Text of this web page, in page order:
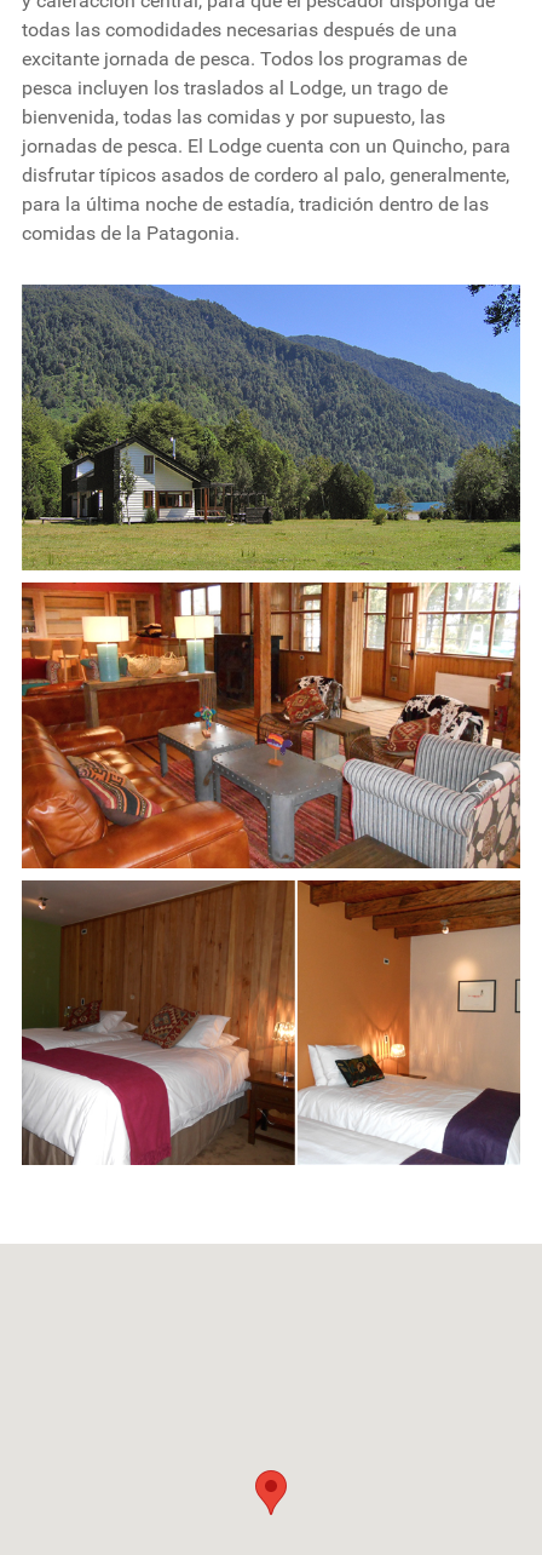
todas las comodidades necesarias después de una
excitante jornada de pesca. Todos los programas de
pesca incluyen los traslados al Lodge, un trago de
bienvenida, todas las comidas y por supuesto, las
jornadas de pesca. El Lodge cuenta con un Quincho, para
disfrutar típicos asados de cordero al palo, generalmente,
para la última noche de estadía, tradición dentro de las
comidas de la Patagonia.